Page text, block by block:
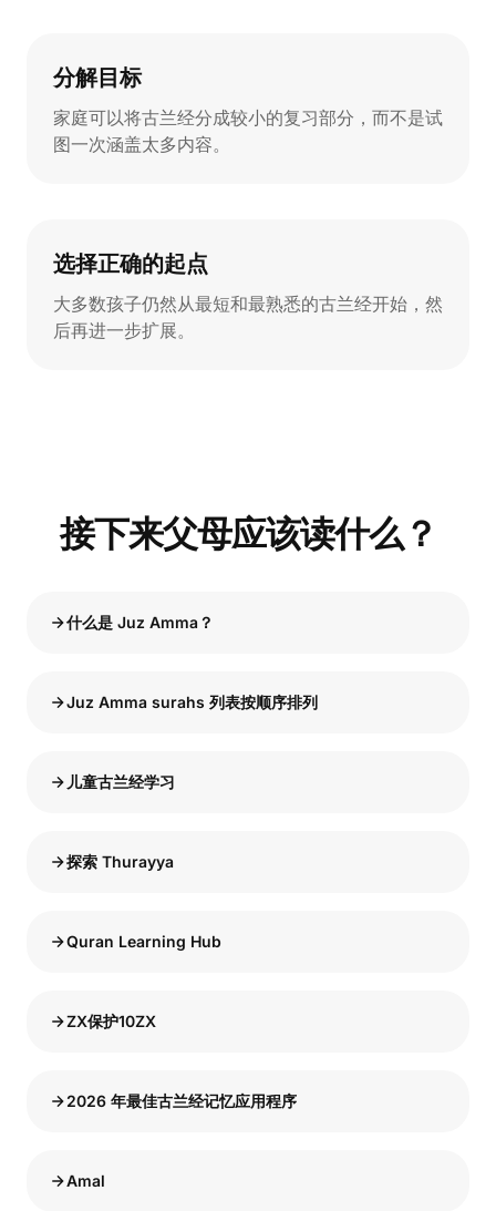
分解目标
家庭可以将古兰经分成较小的复习部分，而不是试
图一次涵盖太多内容。
选择正确的起点
大多数孩子仍然从最短和最熟悉的古兰经开始，然
后再进一步扩展。
接下来父母应该读什么？
什么是 Juz Amma？
Juz Amma surahs 列表按顺序排列
儿童古兰经学习
探索 Thurayya
Quran Learning Hub
ZX保护10ZX
2026 年最佳古兰经记忆应用程序
Amal